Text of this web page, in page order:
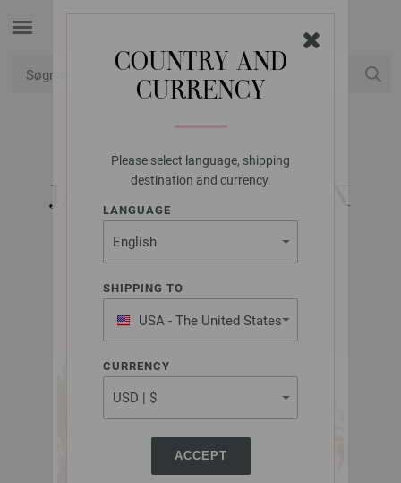
COUNTRY AND
CURRENCY
Please select language, shipping
destination and currency.
LANGUAGE
SHIPPING TO
USA - The United States
of America
CURRENCY
ACCEPT
LANA GROSSA
JAKKE I MØNSTERMIX
LINARTE
FILATI Håndstrik Udgave 60 | Model 23